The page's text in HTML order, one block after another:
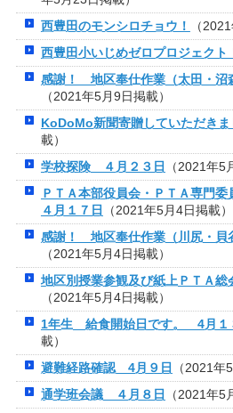
西豊田のモンシロチョウ！
（
西豊田小いじめゼロプロジェクト
感謝！ 地区奉仕作業（太田・
（2021年5月9日掲載）
KoDoMo新聞寄贈していただきま
載）
学校探険 ４月２３日
（2021年5
ＰＴＡ本部役員会・ＰＴＡ専門
４月１７日
（2021年5月4日掲載）
感謝！ 地区奉仕作業（川尻・貝
（2021年5月4日掲載）
地区別授業参観及び紙上ＰＴＡ
（2021年5月4日掲載）
1年生 給食開始日です。 4月１
載）
避難経路確認 4月９日
（2021年
通学班会議 ４月８日
（2021年5